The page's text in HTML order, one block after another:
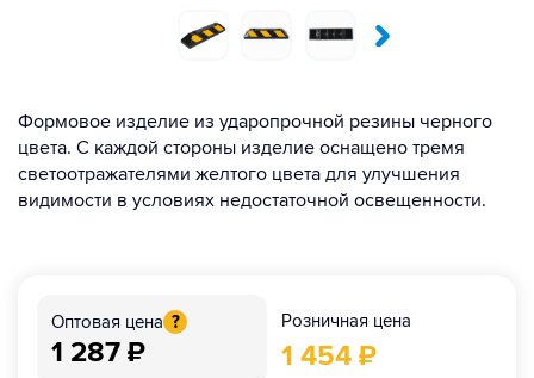
Формовое изделие из ударопрочной резины черного
цвета. С каждой стороны изделие оснащено тремя
светоотражателями желтого цвета для улучшения
видимости в условиях недостаточной освещенности.
Оптовая цена ?
1 287 ₽
Розничная цена
1 454 ₽